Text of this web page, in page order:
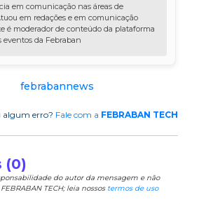
em comunicação nas áreas de
em redações e em comunicação
é moderador de conteúdo da plataforma
eventos da Febraban
febrabannews
algum erro? Fale com a FEBRABAN TECH
(0)
do autor da mensagem e não
TECH; leia nossos termos de uso